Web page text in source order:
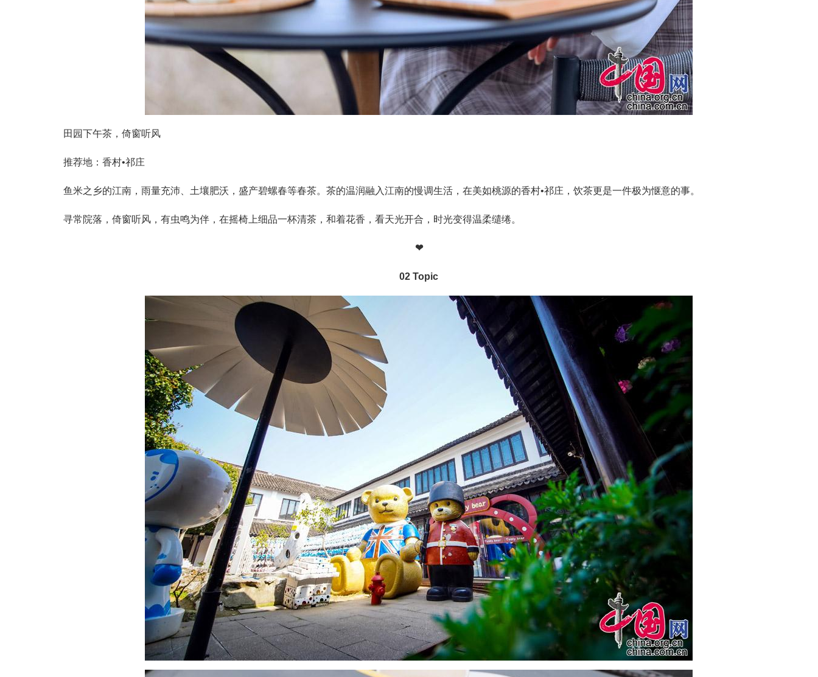
田园下午茶，倚窗听风
推荐地：香村•祁庄
鱼米之乡的江南，雨量充沛、土壤肥沃，盛产碧螺春等春茶。茶的温润融入江南的慢调生活，在美如桃源的香村•祁庄，饮茶更是一件极为惬意的事。
寻常院落，倚窗听风，有虫鸣为伴，在摇椅上细品一杯清茶，和着花香，看天光开合，时光变得温柔缱绻。
❤
02 Topic